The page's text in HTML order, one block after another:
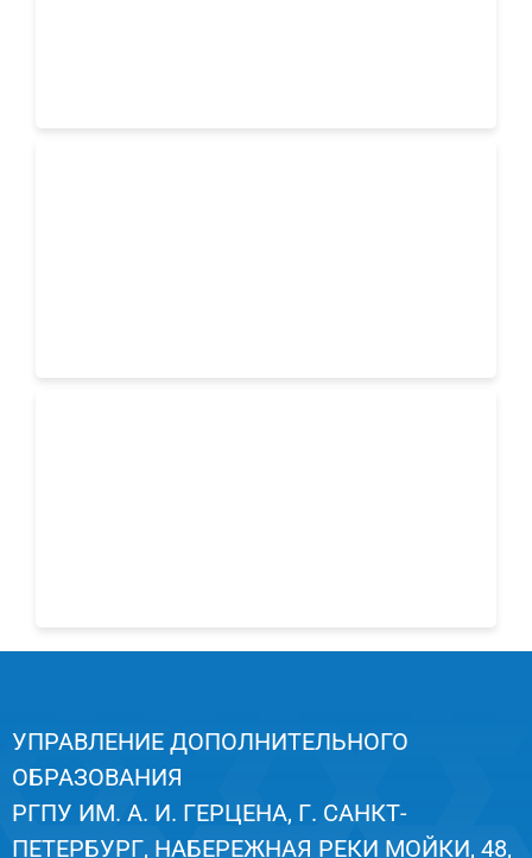
УПРАВЛЕНИЕ ДОПОЛНИТЕЛЬНОГО
ОБРАЗОВАНИЯ
РГПУ ИМ. А. И. ГЕРЦЕНА, Г. САНКТ-
ПЕТЕРБУРГ, НАБЕРЕЖНАЯ РЕКИ МОЙКИ, 48,